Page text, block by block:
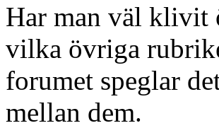
Har man väl klivit
vilka övriga
forumet speglar
mellan dem.